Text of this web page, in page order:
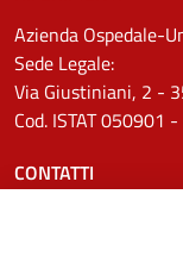
Azienda Ospedale-
Sede Legale:
Via Giustiniani, 2 -
Cod. ISTAT 050901
CONTATTI